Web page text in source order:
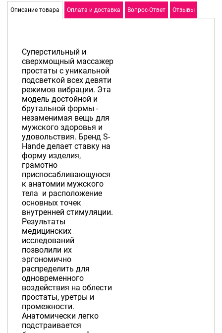
Описание товара Оплата и доставка Вопрос-Ответ Отзывы
Суперстильный и
сверхмощный массажер
простаты с уникальной
подсветкой всех девяти
режимов вибрации. Эта
модель достойной и
брутальной формы -
незаменимая вещь для
мужского здоровья и
удовольствия. Бренд S-
Hande делает ставку на
форму изделия,
грамотно
приспосабливающуюся
к анатомии мужского
тела и расположение
основных точек
внутренней стимуляции.
Результаты
медицинских
исследований
позволили их
эргономично
распределить для
одновременного
воздействия на облести
простаты, уретры и
промежности.
Анатомически легко
подстраивается